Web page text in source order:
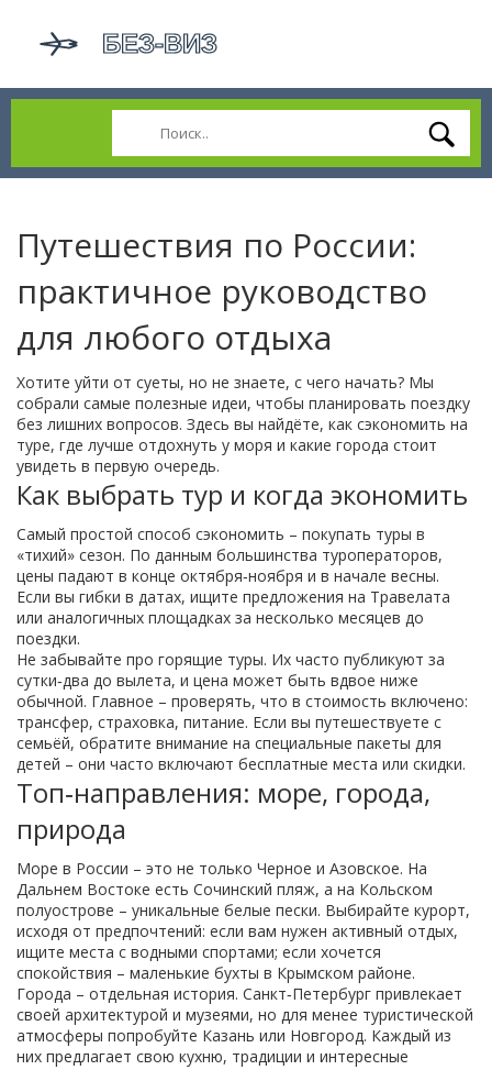
Путешествия по России:
практичное руководство
для любого отдыха
Хотите уйти от суеты, но не знаете, с чего начать? Мы
собрали самые полезные идеи, чтобы планировать поездку
без лишних вопросов. Здесь вы найдёте, как сэкономить на
туре, где лучше отдохнуть у моря и какие города стоит
увидеть в первую очередь.
Как выбрать тур и когда экономить
Самый простой способ сэкономить – покупать туры в
«тихий» сезон. По данным большинства туроператоров,
цены падают в конце октября‑ноября и в начале весны.
Если вы гибки в датах, ищите предложения на Травелата
или аналогичных площадках за несколько месяцев до
поездки.
Не забывайте про горящие туры. Их часто публикуют за
сутки‑два до вылета, и цена может быть вдвое ниже
обычной. Главное – проверять, что в стоимость включено:
трансфер, страховка, питание. Если вы путешествуете с
семьёй, обратите внимание на специальные пакеты для
детей – они часто включают бесплатные места или скидки.
Топ‑направления: море, города,
природа
Море в России – это не только Черное и Азовское. На
Дальнем Востоке есть Сочинский пляж, а на Кольском
полуострове – уникальные белые пески. Выбирайте курорт,
исходя от предпочтений: если вам нужен активный отдых,
ищите места с водными спортами; если хочется
спокойствия – маленькие бухты в Крымском районе.
Города – отдельная история. Санкт‑Петербург привлекает
своей архитектурой и музеями, но для менее туристической
атмосферы попробуйте Казань или Новгород. Каждый из
них предлагает свою кухню, традиции и интересные